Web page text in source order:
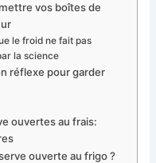
vos boîtes de
le froid ne fait pas
la science
réflexe pour garder
ouvertes au frais:
ouverte au frigo ?